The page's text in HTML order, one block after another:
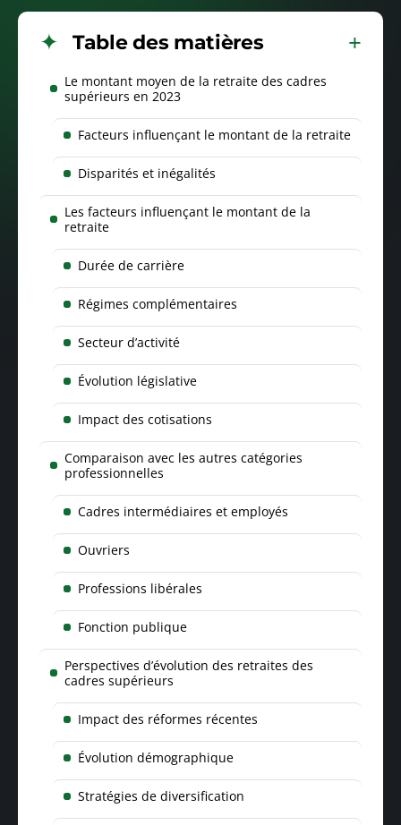
Table des matières
Le montant moyen de la retraite des cadres
supérieurs en 2023
Facteurs influençant le montant de la retraite
Disparités et inégalités
Les facteurs influençant le montant de la
retraite
Durée de carrière
Régimes complémentaires
Secteur d’activité
Évolution législative
Impact des cotisations
Comparaison avec les autres catégories
professionnelles
Cadres intermédiaires et employés
Ouvriers
Professions libérales
Fonction publique
Perspectives d’évolution des retraites des
cadres supérieurs
Impact des réformes récentes
Évolution démographique
Stratégies de diversification